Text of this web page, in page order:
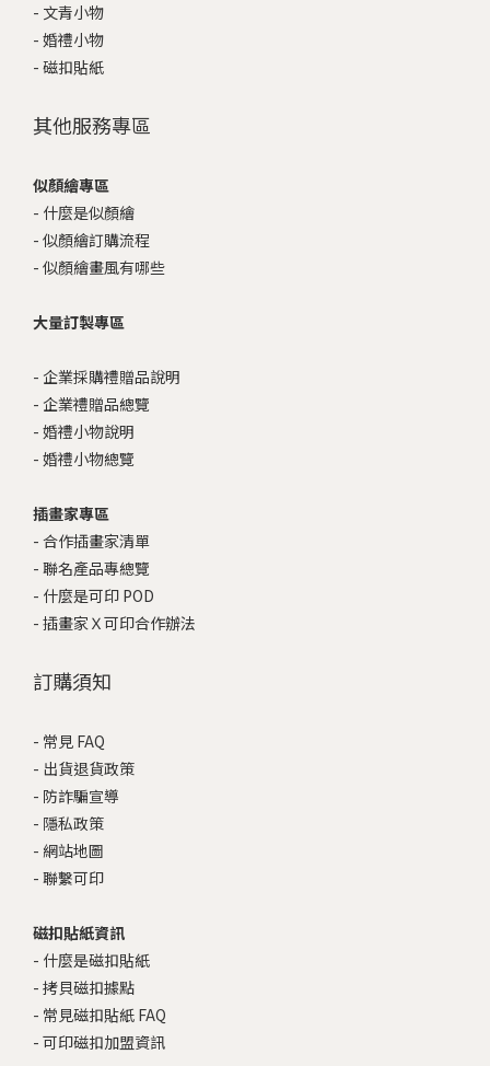
- 文青小物
- 婚禮小物
- 磁扣貼紙
其他服務專區
似顏繪專區
- 什麼是似顏繪
- 似顏繪訂購流程
- 似顏繪畫風有哪些
大量訂製專區
- 企業採購禮贈品說明
- 企業禮贈品總覽
- 婚禮小物說明
- 婚禮小物總覽
插畫家專區
- 合作插畫家清單
- 聯名產品專總覽
- 什麼是可印 POD
- 插畫家Ｘ可印合作辦法
訂購須知
- 常見 FAQ
- 出貨退貨政策
- 防詐騙宣導
- 隱私政策
- 網站地圖
- 聯繫可印
磁扣貼紙資訊
- 什麼是磁扣貼紙
- 拷貝磁扣據點
- 常見磁扣貼紙 FAQ
- 可印磁扣加盟資訊